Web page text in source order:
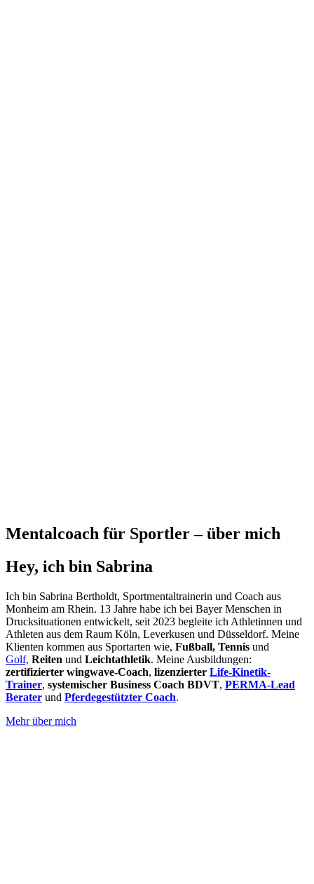
Mentalcoach für Sportler – über mich
Hey, ich bin Sabrina
Ich bin Sabrina Bertholdt, Sportmentaltrainerin und Coach aus
Monheim am Rhein. 13 Jahre habe ich bei Bayer Menschen in
Drucksituationen entwickelt, seit 2023 begleite ich Athletinnen und
Athleten aus dem Raum Köln, Leverkusen und Düsseldorf. Meine
Klienten kommen aus Sportarten wie, Fußball, Tennis und
Golf, Reiten und Leichtathletik. Meine Ausbildungen:
zertifizierter wingwave-Coach, lizenzierter Life-Kinetik-
Trainer, systemischer Business Coach BDVT, PERMA-Lead
Berater und Pferdegestützter Coach.
Mehr über mich